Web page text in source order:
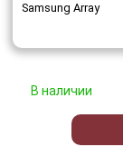
Samsung Array
В наличии